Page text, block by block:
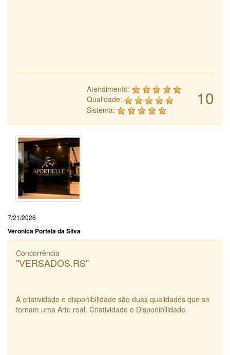
10
Atendimento:
Qualidade:
Sistema:
7/21/2026
Veronica Portela da Silva
Concorrência
"VERSADOS.RS"
A criatividade e disponibilidade são duas qualidades que se
tornam uma Arte real. Criatividade e Disponibilidade.